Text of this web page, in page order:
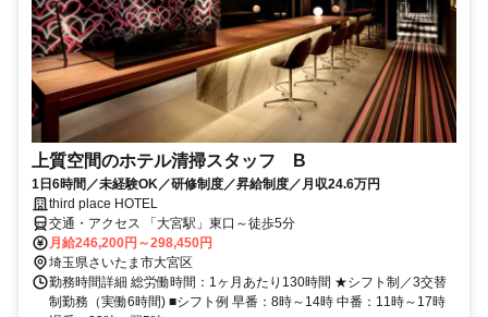
上質空間のホテル清掃スタッフ B
1日6時間／未経験OK／研修制度／昇給制度／月収24.6万円
third place HOTEL
交通・アクセス 「大宮駅」東口～徒歩5分
月給246,200円～298,450円
埼玉県さいたま市大宮区
勤務時間詳細 総労働時間：1ヶ月あたり130時間 ★シフト制／3交替
制勤務（実働6時間) ■シフト例 早番：8時～14時 中番：11時～17時